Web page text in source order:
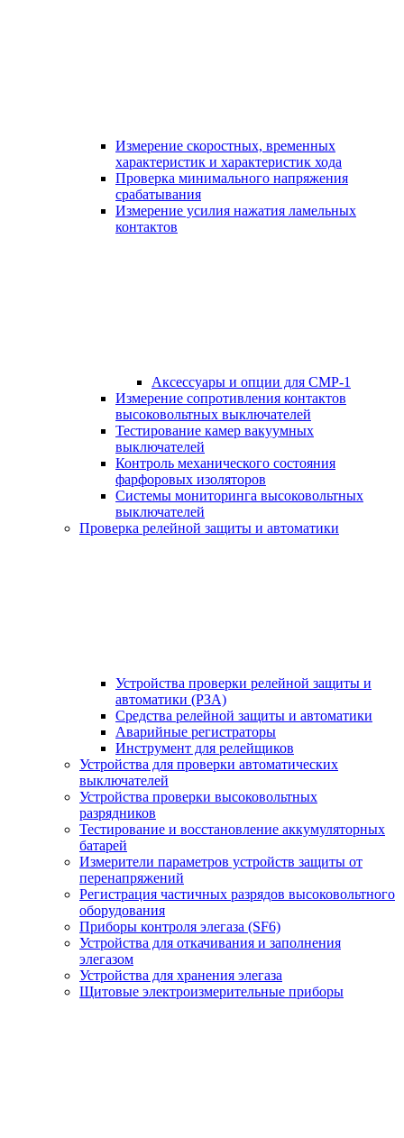
Измерение скоростных, временных
характеристик и характеристик хода
Проверка минимального напряжения
срабатывания
Измерение усилия нажатия ламельных
контактов
Аксессуары и опции для СМР-1
Измерение сопротивления контактов
высоковольтных выключателей
Тестирование камер вакуумных
выключателей
Контроль механического состояния
фарфоровых изоляторов
Системы мониторинга высоковольтных
выключателей
Проверка релейной защиты и автоматики
Устройства проверки релейной защиты и
автоматики (РЗА)
Средства релейной защиты и автоматики
Аварийные регистраторы
Инструмент для релейщиков
Устройства для проверки автоматических
выключателей
Устройства проверки высоковольтных
разрядников
Тестирование и восстановление аккумуляторных
батарей
Измерители параметров устройств защиты от
перенапряжений
Регистрация частичных разрядов высоковольтного
оборудования
Приборы контроля элегаза (SF6)
Устройства для откачивания и заполнения
элегазом
Устройства для хранения элегаза
Щитовые электроизмерительные приборы